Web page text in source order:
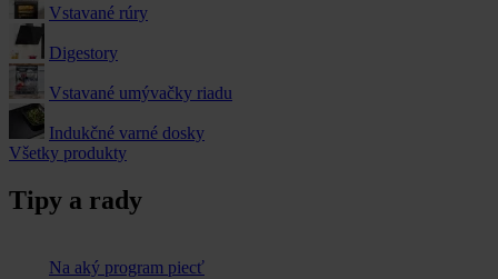
Vstavané rúry
Digestory
Vstavané umývačky riadu
Indukčné varné dosky
Všetky produkty
Tipy a rady
Na aký program piecť